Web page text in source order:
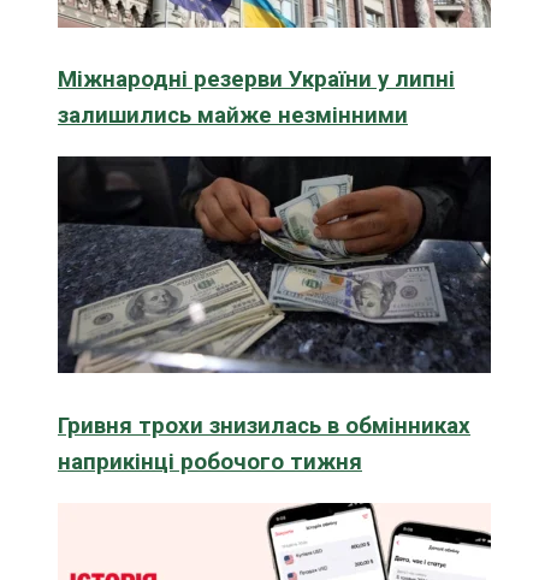
Міжнародні резерви України у липні
залишились майже незмінними
Гривня трохи знизилась в обмінниках
наприкінці робочого тижня